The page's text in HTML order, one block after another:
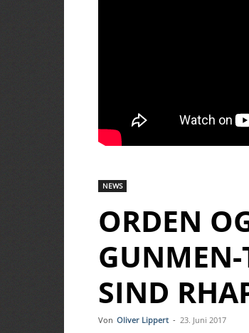
NEWS
ORDEN
GUNMEN-
SIND
Von Oliver Lippert - 23. Juni 2017